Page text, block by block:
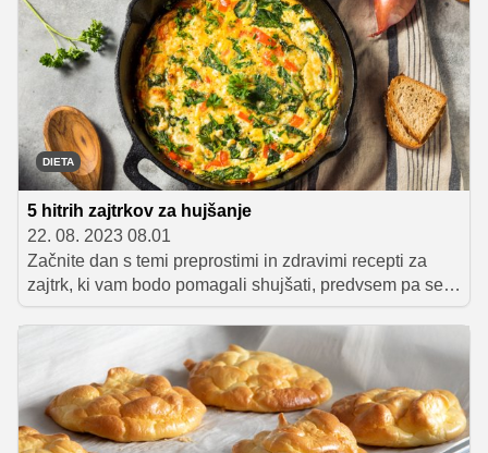
živilom, poleg tega pa so velikokrat tudi časovno
omejene. 'Zdrava prehrana je tek na dolge proge, ne
šprint,' pravi prehranski strokovnjak, katerega 'modus
operandi' je, da zagovarja vključevanje vseh živil v
prehrano, saj je tako večja verjetnost, da bo naša
prehrana res pestra in uravnotežena.
DIETA
5 hitrih zajtrkov za hujšanje
22. 08. 2023 08.01
Začnite dan s temi preprostimi in zdravimi recepti za
zajtrk, ki vam bodo pomagali shujšati, predvsem pa se
boste po njihovem zaužitju odlično počutili.